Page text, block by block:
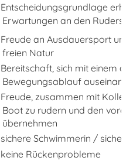
Entscheidungsgrundlage
Erwartungen an den
Freude an Ausdauersport
freien Natur
Bereitschaft, sich mit einem
Bewegungsablauf
Freude, zusammen mit
Boot zu rudern und den
übernehmen
sichere Schwimmerin /
keine Rückenprobleme